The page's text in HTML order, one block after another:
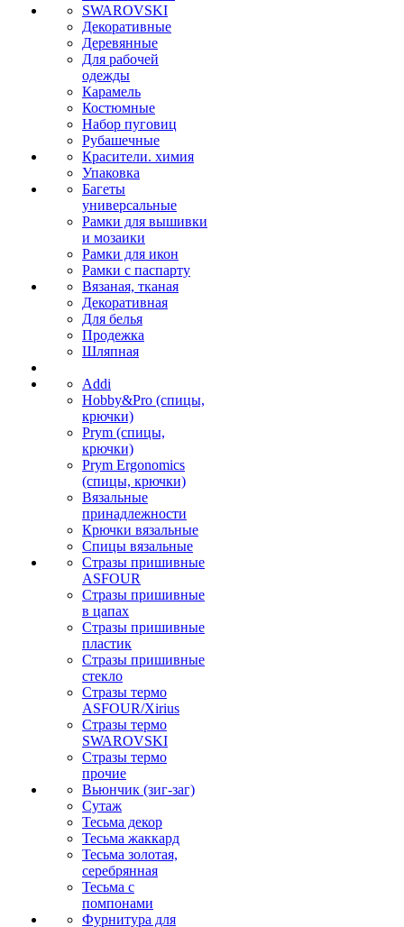
SWAROVSKI
Декоративные
Деревянные
Для рабочей
одежды
Карамель
Костюмные
Набор пуговиц
Рубашечные
Красители. химия
Упаковка
Багеты
универсальные
Рамки для вышивки
и мозаики
Рамки для икон
Рамки с паспарту
Вязаная, тканая
Декоративная
Для белья
Продежка
Шляпная
Addi
Hobby&Pro (спицы,
крючки)
Prym (спицы,
крючки)
Prym Ergonomics
(спицы, крючки)
Вязальные
принадлежности
Крючки вязальные
Спицы вязальные
Стразы пришивные
ASFOUR
Стразы пришивные
в цапах
Стразы пришивные
пластик
Стразы пришивные
стекло
Стразы термо
ASFOUR/Xirius
Стразы термо
SWAROVSKI
Стразы термо
прочие
Вьюнчик (зиг-заг)
Сутаж
Тесьма декор
Тесьма жаккард
Тесьма золотая,
серебрянная
Тесьма с
помпонами
Фурнитура для